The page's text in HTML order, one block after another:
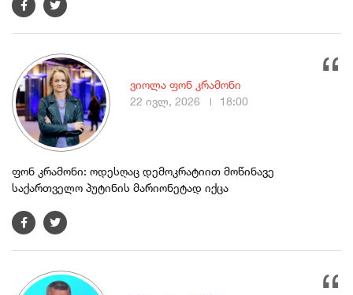
ფონ კრამონი: ოდესღაც დემოკრატიით მოწინავე
საქართველო პუტინის მარიონეტად იქცა
ვიოლა ფონ კრამონი
22 ივლ, 2026
18:00